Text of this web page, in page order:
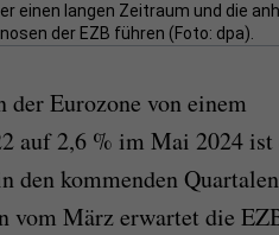
einen langen Zeitraum und die
der EZB führen (Foto: dpa).
Eurozone von einem
auf 2,6 % im Mai 2024
den kommenden
vom März erwartet die